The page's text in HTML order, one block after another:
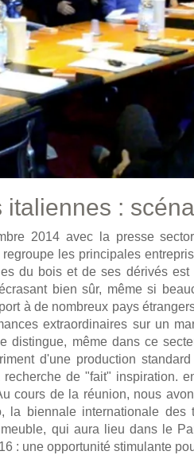
italiennes :
2014 avec la presse
les principales
du bois et de ses dérivés
bien sûr, même si
à de nombreux pays
extraordinaires sur un
distingue, même dans ce
d'une production
de "fait" inspiration.
cours de la réunion, nous
la biennale internationale
qui aura lieu dans le
: une opportunité stimulante